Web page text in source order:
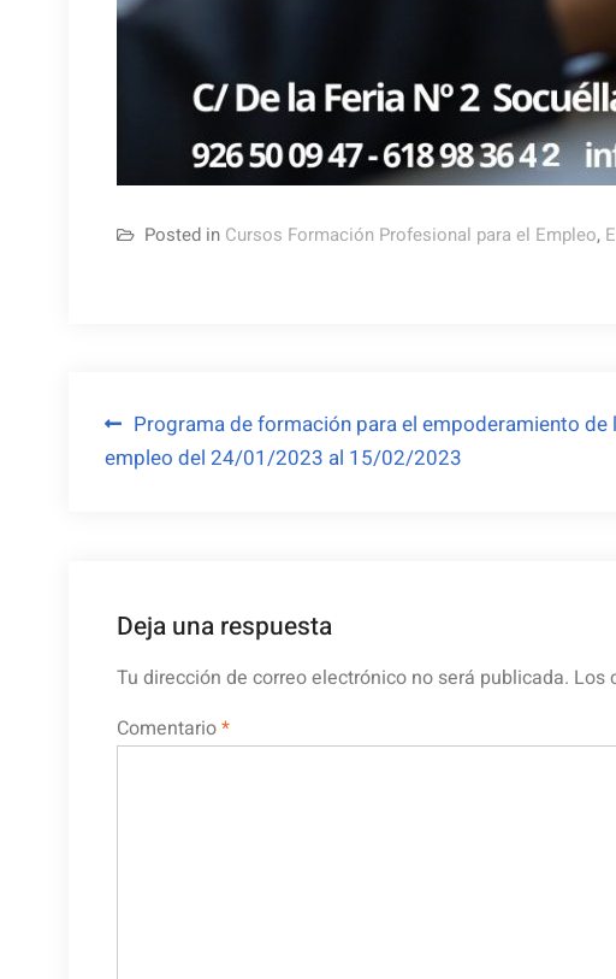
Posted in Cursos Formación Profesional para el Empleo,
Navegación
de
Programa de formación para el empoderamiento de
empleo del 24/01/2023 al 15/02/2023
Deja una respuesta
Tu dirección de correo electrónico no será publicada. Los
Comentario*